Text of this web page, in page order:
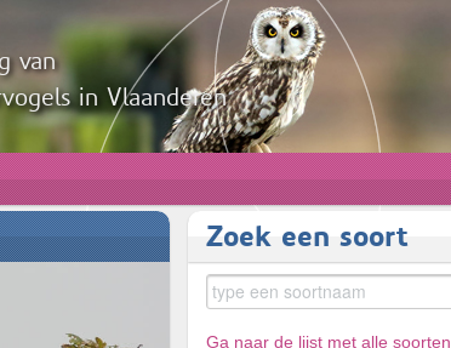
van
in Vlaanderen
Zoek een soort
Ga naar de lijst met alle soorten